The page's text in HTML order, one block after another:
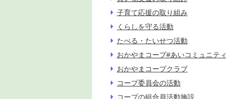
子育て応援の取り組み
くらしを守る活動
たべる・たいせつ活動
おかやまコープ#あいコミュニティ
おかやまコープクラブ
コープ委員会の活動
コープの組合員活動施設